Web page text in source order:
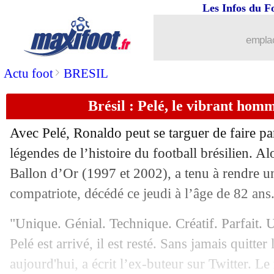
Actu foot> BRESIL
Les Infos du
Brésil : Pelé, le vibrant
Avec Pelé, Ronaldo peut se targuer de faire
légendes de l’histoire du football brésilien.
Ballon d’Or (1997 et 2002), a tenu à rendre
compatriote, décédé ce jeudi à l’âge de 82 ans.
"Unique. Génial. Technique. Créatif. Parfait.
Pelé est arrivé, il est resté. Sans jamais
aujourd'hui, a écrit l’ex-buteur sur Twitter.
: l'adieu de Beckenbauer à Pelé
30/12 OM: Pelé, le geste qui a marqué
30/12 EdF: décision le 7 janvier pour
: Neymar prend un match
30/12 PSG : quand Pelé aurait pu signer
30/12 Liverpool : Gakpo, Klopp a adoré la
30/12 Chelsea : Enzo Fernandez a déjà dit
30/12 Brésil: Pelé, les mots de son assistant